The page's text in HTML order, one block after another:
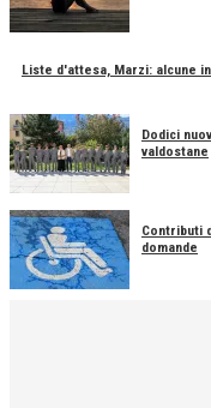
Liste d'attesa, Marzi: alcune
Dodici
valdostane
Contributi
domande